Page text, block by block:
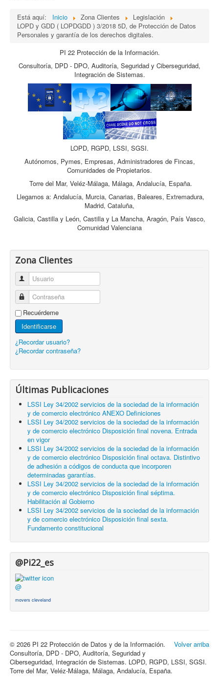
Está aquí: Inicio Zona Clientes
Legislación
LOPD y GDD ( LOPDGDD ) 3/2018 5D, de Protección de Datos
Personales y garantía de los derechos digitales.
PI 22 Protección de la Información.
Consultoría, DPD - DPO, Auditoría, Seguridad y Ciberseguridad,
Integración de Sistemas.
LOPD, RGPD, LSSI, SGSI.
Autónomos, Pymes, Empresas, Administradores de Fincas,
Comunidades de Propietarios.
Torre del Mar, Veléz-Málaga, Málaga, Andalucía, España.
Llegamos a: Andalucía, Murcia, Canarias, Baleares, Extremadura,
Madrid, Cataluña,
Galicia, Castilla y León, Castilla y La Mancha, Aragón, País Vasco,
Comunidad Valenciana
Zona Clientes
Usuario
Contraseña
Recuérdeme
Identificarse
¿Recordar usuario?
¿Recordar contraseña?
Últimas Publicaciones
LSSI Ley 34/2002 servicios de la sociedad de la información
y de comercio electrónico ANEXO Definiciones
LSSI Ley 34/2002 servicios de la sociedad de la información
y de comercio electrónico Disposición final novena. Entrada
en vigor
LSSI Ley 34/2002 servicios de la sociedad de la información
y de comercio electrónico Disposición final octava. Distintivo
de adhesión a códigos de conducta que incorporen
determinadas garantías.
LSSI Ley 34/2002 servicios de la sociedad de la información
y de comercio electrónico Disposición final séptima.
Habilitación al Gobierno
LSSI Ley 34/2002 servicios de la sociedad de la información
y de comercio electrónico Disposición final sexta.
Fundamento constitucional
@Pi22_es
@
movers cleveland
Volver arriba
© 2026 PI 22 Protección de Datos y de la Información.
Consultoría, DPD - DPO, Auditoría, Seguridad y
Ciberseguridad, Integración de Sistemas. LOPD, RGPD, LSSI, SGSI.
Torre del Mar, Veléz-Málaga, Málaga, Andalucía, España.